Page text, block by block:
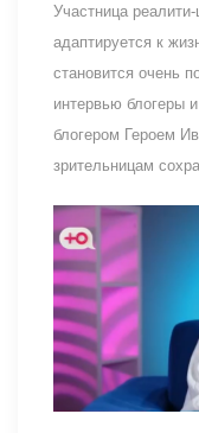
Участница
адаптируется к
становится очень
интервью блогеры
блогером Героем
зрительницам